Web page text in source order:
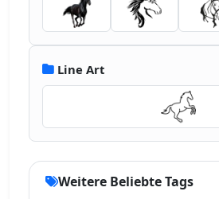
Line Art
Weitere Beliebte Tags